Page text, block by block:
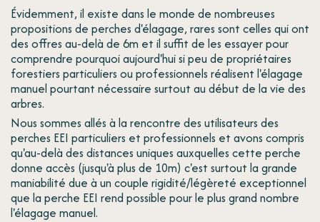
Évidemment, il existe dans le monde de nombreuses
propositions de perches d'élagage, rares sont celles qui ont
des offres au-delà de 6m et il suffit de les essayer pour
comprendre pourquoi aujourd'hui si peu de propriétaires
forestiers particuliers ou professionnels réalisent l'élagage
manuel pourtant nécessaire surtout au début de la vie des
arbres.
Nous sommes allés à la rencontre des utilisateurs des
perches EEI particuliers et professionnels et avons compris
qu'au-delà des distances uniques auxquelles cette perche
donne accès (jusqu'à plus de 10m) c'est surtout la grande
maniabilité due à un couple rigidité/légèreté exceptionnel
que la perche EEI rend possible pour le plus grand nombre
l'élagage manuel.